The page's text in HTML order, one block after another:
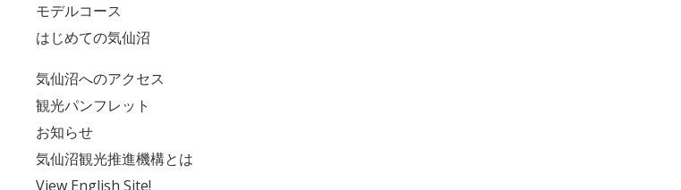
モデルコース
はじめての気仙沼
気仙沼へのアクセス
観光パンフレット
お知らせ
気仙沼観光推進機構とは
View English Site!